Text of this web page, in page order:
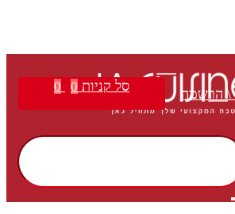
\ הרשמה סל קניות 0
0